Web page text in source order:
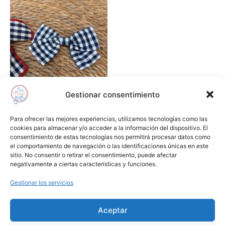
Gestionar consentimiento
Para ofrecer las mejores experiencias, utilizamos tecnologías como las
cookies para almacenar y/o acceder a la información del dispositivo. El
consentimiento de estas tecnologías nos permitirá procesar datos como
el comportamiento de navegación o las identificaciones únicas en este
sitio. No consentir o retirar el consentimiento, puede afectar
negativamente a ciertas características y funciones.
Gestionar los servicios
Aceptar
Complementos
Lazo vichy MON PETIT
BONBON
8,90€
Añadir al carrito
Añadir a lista de deseos